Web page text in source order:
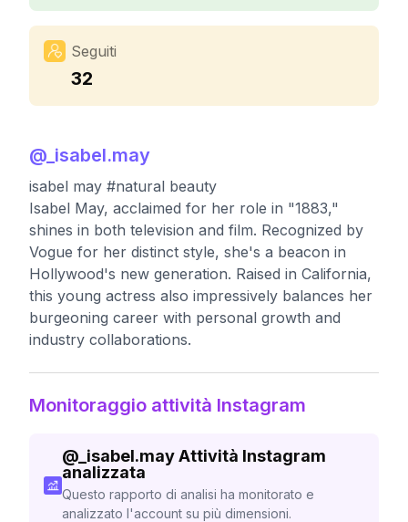
Seguiti
32
@ _isabel.may
isabel may #natural beauty
Isabel May, acclaimed for her role in "1883,"
shines in both television and film. Recognized by
Vogue for her distinct style, she's a beacon in
Hollywood's new generation. Raised in California,
this young actress also impressively balances her
burgeoning career with personal growth and
industry collaborations.
Monitoraggio attività Instagram
@_isabel.mayAttività Instagram
analizzata
Questo rapporto di analisi ha monitorato e
analizzato l'account su più dimensioni.